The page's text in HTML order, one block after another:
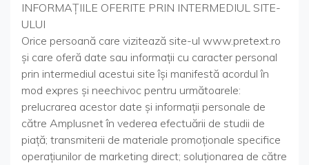
INFORMAŢIILE OFERITE PRIN INTERMEDIUL SITE-
ULUI
Orice persoană care vizitează site-ul www.pretext.ro
şi care oferă date sau informaţii cu caracter personal
prin intermediul acestui site îşi manifestă acordul în
mod expres şi neechivoc pentru următoarele:
prelucrarea acestor date şi informaţii personale de
către Amplusnet în vederea efectuării de studii de
piaţă; transmiterii de materiale promoţionale specifice
operaţiunilor de marketing direct; soluţionarea de către